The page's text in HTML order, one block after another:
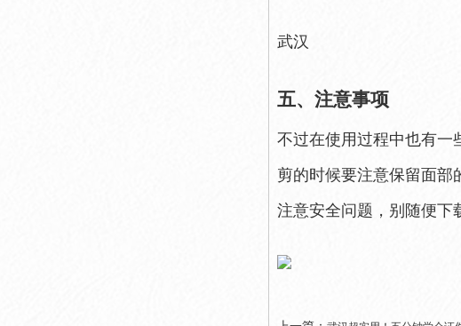
武汉
五、注意事项
不过在使用过程中也有一
剪的时候要注意保留面部
注意安全问题，别随便下